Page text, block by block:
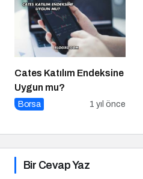
Cates Katılım Endeksine
Uygun mu?
Borsa 1 yıl önce
Bir Cevap Yaz